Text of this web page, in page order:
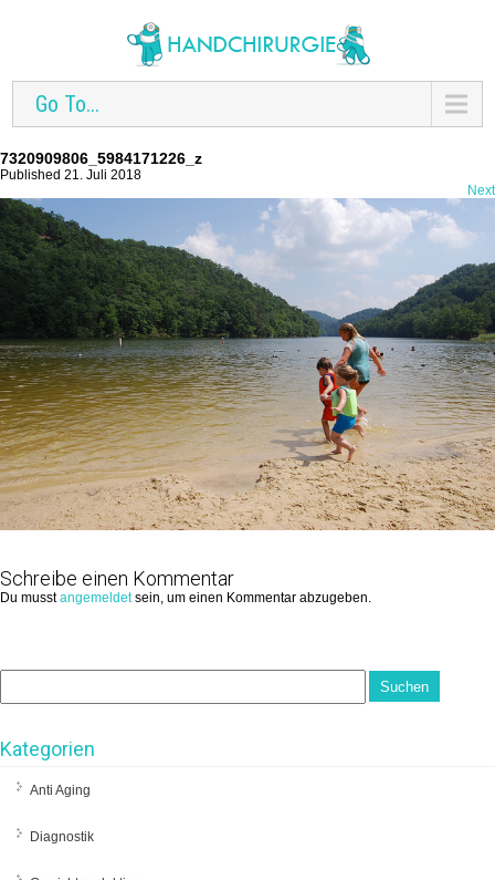
Go To...
7320909806_5984171226_z
Published 21. Juli 2018
Next
Schreibe einen Kommentar
Du musstangemeldetsein, um einen Kommentar abzugeben.
Kategorien
Anti Aging
Diagnostik